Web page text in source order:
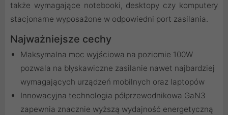
także wymagające notebooki, desktopy czy komputery
stacjonarne wyposażone w odpowiedni port zasilania.
Najważniejsze cechy
Maksymalna moc wyjściowa na poziomie 100W
pozwala na błyskawiczne zasilanie nawet najbardziej
wymagających urządzeń mobilnych oraz laptopów
Innowacyjna technologia półprzewodnikowa GaN3
zapewnia znacznie wyższą wydajność energetyczną